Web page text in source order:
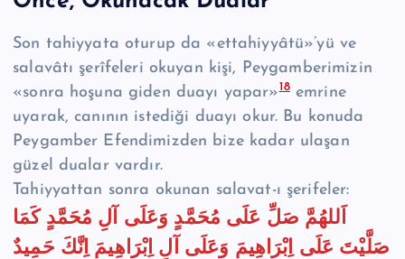
Son tahiyyata oturup da «ettahiyyâtü»’yü ve
salavâtı şerîfeleri okuyan kişi, Peygamberimizin
«sonra hoşuna giden duayı yapar»18emrine
uyarak, canının istediği duayı okur. Bu konuda
Peygamber Efendimizden bize kadar ulaşan
güzel dualar vardır.
Tahiyyattan sonra okunan salavat-ı şerifeler:
اَللهُمَّ صَلِّ عَلَى مُحَمَّدٍ وَعَلَى آلِ مُحَمَّدٍ كَمَا
صَلَّيْتَ عَلَى اِبْرَاهِيمَ وَعَلَى آلِ اِبْرَاهِيمَ اِنَّكَ حَمِيدٌ